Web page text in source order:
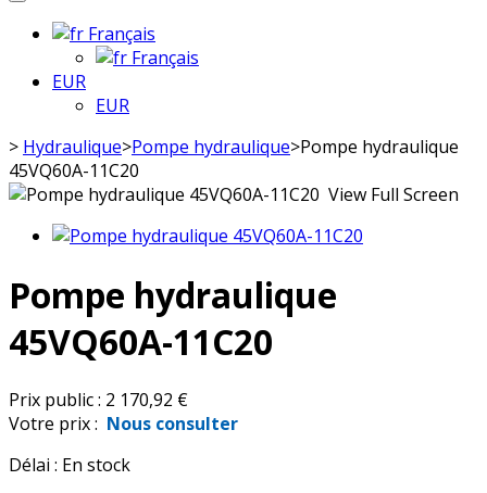
Français
Français
EUR
EUR
> Hydraulique>Pompe hydraulique>Pompe hydraulique
45VQ60A-11C20
View Full Screen
Pompe hydraulique
45VQ60A-11C20
Prix public : 2 170,92 €
Votre prix : Nous consulter
Délai : En stock